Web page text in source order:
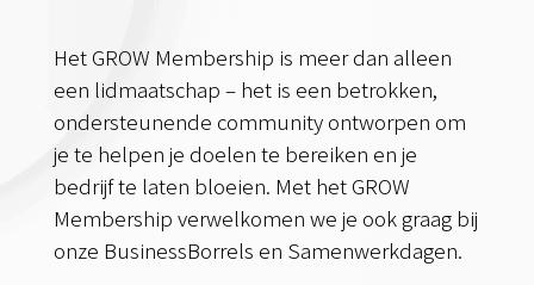
Het GROW Membership is meer dan alleen
een lidmaatschap – het is een betrokken,
ondersteunende community ontworpen om
je te helpen je doelen te bereiken en je
bedrijf te laten bloeien. Met het GROW
Membership verwelkomen we je ook graag bij
onze BusinessBorrels en Samenwerkdagen.